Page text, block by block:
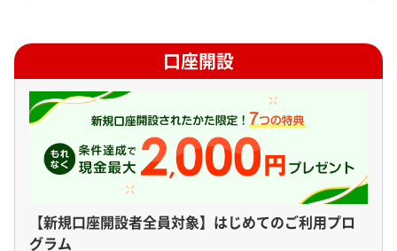
口座開設
【新規口座開設者全員対象】はじめてのご利用プロ
グラム